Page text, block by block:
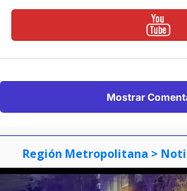
Mostrar
Región Metropolitana >